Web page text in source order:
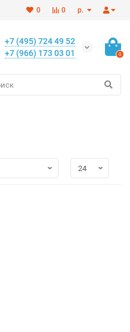
р.
0
0
+7 (495) 724 49 52
+7 (966) 173 03 01
0